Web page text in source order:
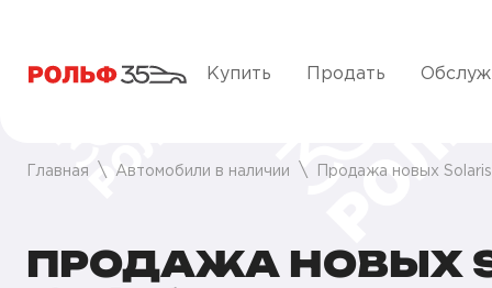
Купить Продать
Главная Автомобили в наличии Продажа новых
ПРОДАЖА НОВЫХ